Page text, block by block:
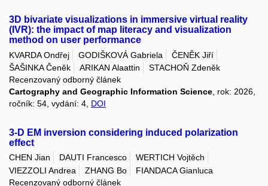
3D bivariate visualizations in immersive virtual reality
(IVR): the impact of map literacy and visualization
method on user performance
KVARDA Ondřej GODIŠKOVÁ Gabriela
ČENĚK Jiří
ŠAŠINKA Čeněk
ARIKAN Alaattin
STACHOŇ Zdeněk
Recenzovaný odborný článek
Cartography and Geographic Information Science , rok: 2026,
ročník: 54, vydání: 4, DOI
3-D EM inversion considering induced polarization
effect
CHEN Jian DAUTI Francesco
WERTICH Vojtěch
VIEZZOLI Andrea
ZHANG Bo
FIANDACA Gianluca
Recenzovaný odborný článek